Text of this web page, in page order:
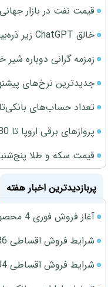
قیمت نفت در بازار جهانی؛ برنت
خالق ChatGPT زیر ذره‌بین وزارت دادگستری آمریکا
زمزمه گرانی دوباره شیر
جدیدترین نرخ‌های پیشنهادی
تعداد حساب‌های
پروازهای برقی اروپا تا 2030 آغاز می‌شود
قیمت سکه و طلا پنج‌شنبه 15 مرداد
پربازدیدترین اخبار هفته
آغاز فروش فوری 4 محصول ایران خودرو در نمایندگی‌ها
شرایط فروش اقساطی KMC SR6 کرمان موتور اعلام شد
شرایط فروش اقساطی JAC J4 (مرداد 1405)